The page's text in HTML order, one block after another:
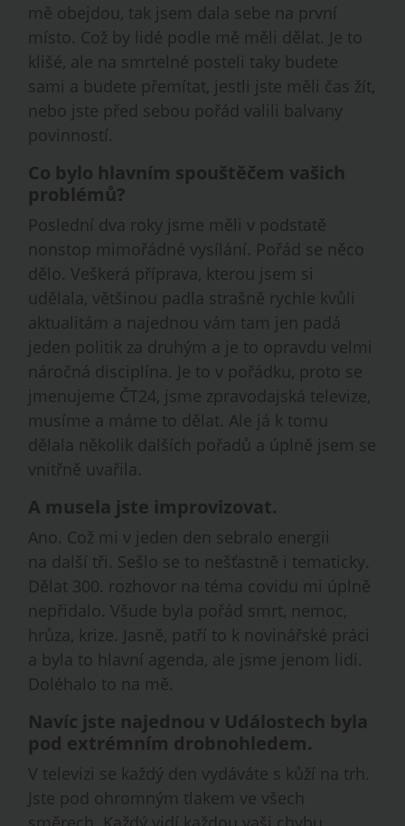
mě obejdou, tak jsem dala sebe na první
místo. Což by lidé podle mě měli dělat. Je to
klišé, ale na smrtelné posteli taky budete
sami a budete přemítat, jestli jste měli čas žít,
nebo jste před sebou pořád valili balvany
povinností.
Co bylo hlavním spouštěčem vašich
problémů?
Poslední dva roky jsme měli v podstatě
nonstop mimořádné vysílání. Pořád se něco
dělo. Veškerá příprava, kterou jsem si
udělala, většinou padla strašně rychle kvůli
aktualitám a najednou vám tam jen padá
jeden politik za druhým a je to opravdu velmi
náročná disciplína. Je to v pořádku, proto se
jmenujeme ČT24, jsme zpravodajská televize,
musíme a máme to dělat. Ale já k tomu
dělala několik dalších pořadů a úplně jsem se
vnitřně uvařila.
A musela jste improvizovat.
Ano. Což mi v jeden den sebralo energii
na další tři. Sešlo se to nešťastně i tematicky.
Dělat 300. rozhovor na téma covidu mi úplně
nepřidalo. Všude byla pořád smrt, nemoc,
hrůza, krize. Jasně, patří to k novinářské práci
a byla to hlavní agenda, ale jsme jenom lidi.
Doléhalo to na mě.
Navíc jste najednou v Událostech byla
pod extrémním drobnohledem.
V televizi se každý den vydáváte s kůží na trh.
Jste pod ohromným tlakem ve všech